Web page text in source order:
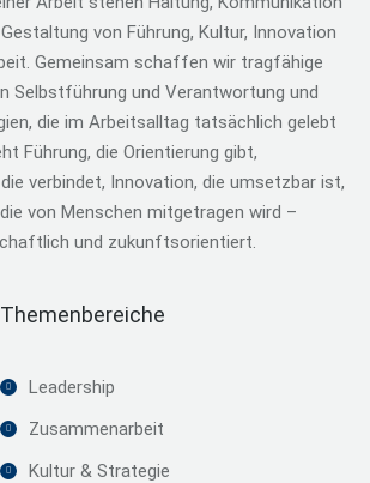
von Führung, Kultur, Innovation
Gemeinsam schaffen wir tragfähige
Selbstführung und Verantwortung und
die im Arbeitsalltag tatsächlich gelebt
Führung, die Orientierung gibt,
verbindet, Innovation, die umsetzbar ist,
von Menschen mitgetragen wird –
und zukunftsorientiert.
Themenbereiche
Leadership
Zusammenarbeit
Kultur & Strategie